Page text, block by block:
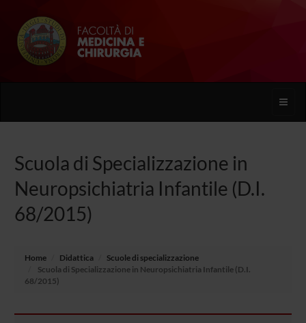
Toggle
Scuola di Specializzazione in
Neuropsichiatria Infantile (D.I.
68/2015)
Home Didattica
Scuole di specializzazione
Scuola di Specializzazione in Neuropsichiatria Infantile (D.I.
68/2015)